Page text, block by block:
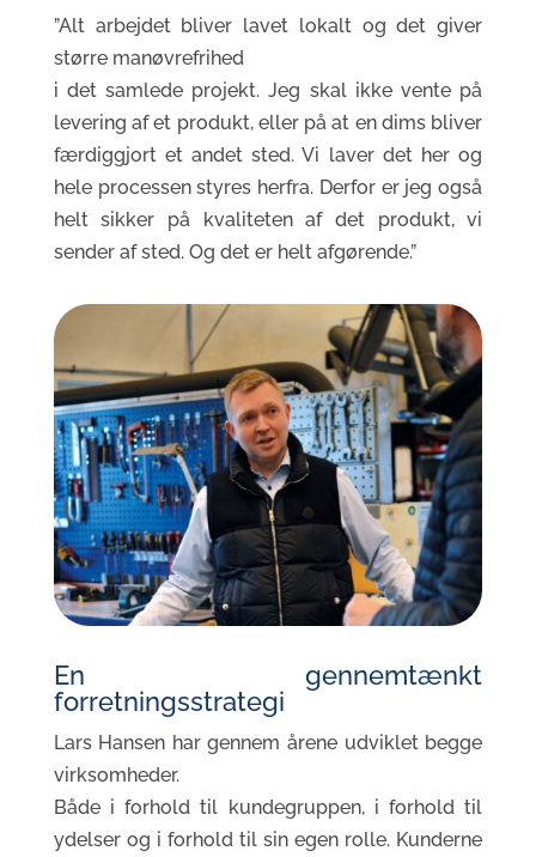
”Alt arbejdet bliver lavet lokalt og det giver
større manøvrefrihed
i det samlede projekt. Jeg skal ikke vente på
levering af et produkt, eller på at en dims bliver
færdiggjort et andet sted. Vi laver det her og
hele processen styres herfra. Derfor er jeg også
helt sikker på kvaliteten af det produkt, vi
sender af sted. Og det er helt afgørende.”
En gennemtænkt
forretningsstrategi
Lars Hansen har gennem årene udviklet begge
virksomheder.
Både i forhold til kundegruppen, i forhold til
ydelser og i forhold til sin egen rolle. Kunderne